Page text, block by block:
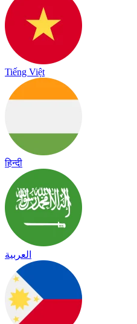
Tiếng Việt
हिन्दी
العربية